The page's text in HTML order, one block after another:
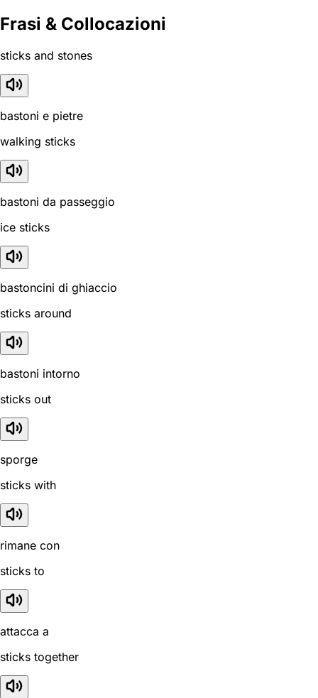
Frasi & Collocazioni
sticks and stones
bastoni e pietre
walking sticks
bastoni da passeggio
ice sticks
bastoncini di ghiaccio
sticks around
bastoni intorno
sticks out
sporge
sticks with
rimane con
sticks to
attacca a
sticks together